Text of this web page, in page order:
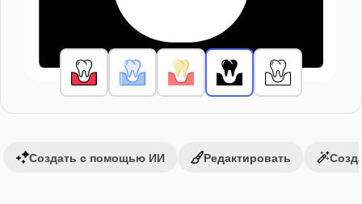
Создать с помощью ИИ Редактировать